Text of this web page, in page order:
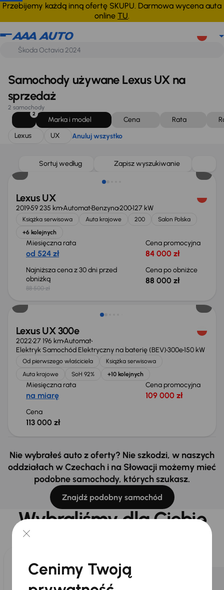
Przebijemy każdą inną ofertę SKUPU. Darmowa wycena auta
online TU.
Lexus UX Anuluj wszystko
Samochody używane Lexus UX na
sprzedaż
2 samochody
2
Marka i model Cena Rata
Lexus
UX Anuluj wszystko
Sortuj według Zapisz wyszukiwanie
Taniej o 500 zł
Lexus UX
201959 235 kmAutomatBenzyna200127 kW
Książka serwisowa Auta krajowe 200
Salon Polska
+6 kolejnych
Miesięczna rata
od 524 zł
Cena promocyjna
84 000 zł
Najniższa cena z 30 dni przed
obniżką
88 500 zł
Cena po obniżce
88 000 zł
Możliwość odliczenia VAT
Lexus UX 300e
202227 196 kmAutomat
Elektryk Samochód Elektryczny na baterię (BEV)300e150 kW
Od pierwszego właściciela
Książka serwisowa
Auta krajowe
SoH 92% +10 kolejnych
Miesięczna rata
na miarę
Cena promocyjna
109 000 zł
Cena
113 000 zł
Nie wybrałeś auto z oferty? Nie szkodzi, w naszych
oddziałach w Czechach i na Słowacji możemy mieć
podobne samochody, których szukasz.
Znajdź podobny samochód
Wybraliśmy dla Ciebie
Wybieramy dla Ciebie
z naszej oferty. Kupimy
Cenimy Twoją